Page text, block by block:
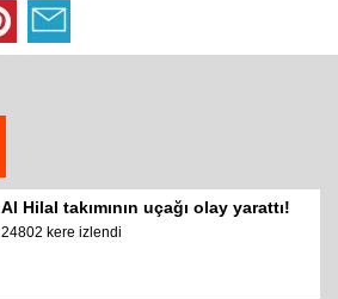
Al Hilal takımının uçağı olay yarattı!
24802 kere izlendi